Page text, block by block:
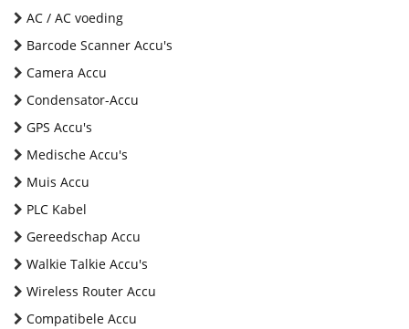
AC / AC voeding
Barcode Scanner Accu's
Camera Accu
Condensator-Accu
GPS Accu's
Medische Accu's
Muis Accu
PLC Kabel
Gereedschap Accu
Walkie Talkie Accu's
Wireless Router Accu
Compatibele Accu